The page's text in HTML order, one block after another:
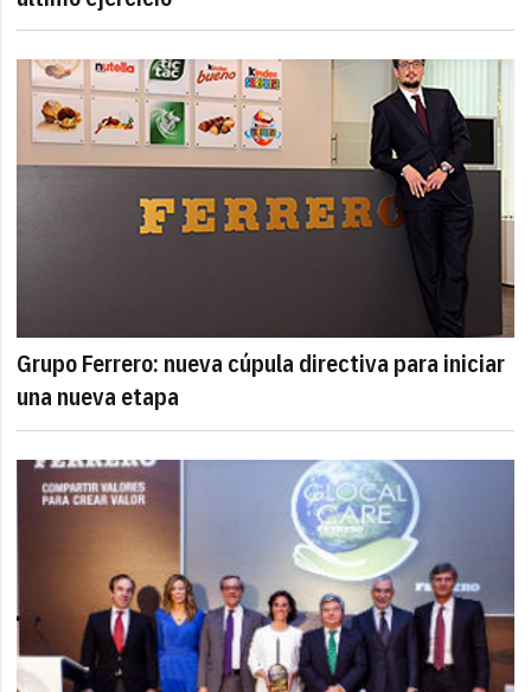
Grupo Ferrero: nueva cúpula directiva para iniciar
una nueva etapa